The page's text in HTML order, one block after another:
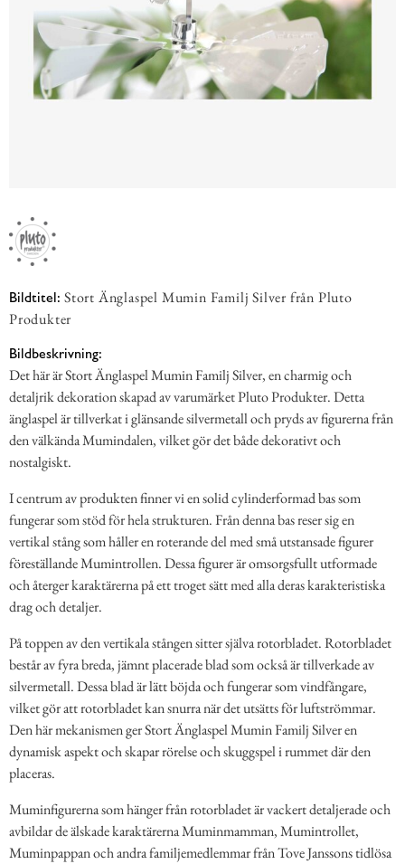
Bildtitel: Stort Änglaspel Mumin Familj Silver från Pluto
Produkter
Bildbeskrivning:
Det här är Stort Änglaspel Mumin Familj Silver, en charmig och
detaljrik dekoration skapad av varumärket Pluto Produkter. Detta
änglaspel är tillverkat i glänsande silvermetall och pryds av figurerna från
den välkända Mumindalen, vilket gör det både dekorativt och
nostalgiskt.
I centrum av produkten finner vi en solid cylinderformad bas som
fungerar som stöd för hela strukturen. Från denna bas reser sig en
vertikal stång som håller en roterande del med små utstansade figurer
föreställande Mumintrollen. Dessa figurer är omsorgsfullt utformade
och återger karaktärerna på ett troget sätt med alla deras karakteristiska
drag och detaljer.
På toppen av den vertikala stången sitter själva rotorbladet. Rotorbladet
består av fyra breda, jämnt placerade blad som också är tillverkade av
silvermetall. Dessa blad är lätt böjda och fungerar som vindfångare,
vilket gör att rotorbladet kan snurra när det utsätts för luftströmmar.
Den här mekanismen ger Stort Änglaspel Mumin Familj Silver en
dynamisk aspekt och skapar rörelse och skuggspel i rummet där den
placeras.
Muminfigurerna som hänger från rotorbladet är vackert detaljerade och
avbildar de älskade karaktärerna Muminmamman, Mumintrollet,
Muminpappan och andra familjemedlemmar från Tove Janssons tidlösa